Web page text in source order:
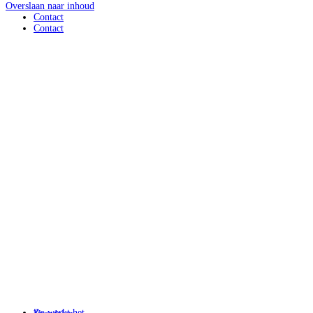
Overslaan naar inhoud
Contact
Contact